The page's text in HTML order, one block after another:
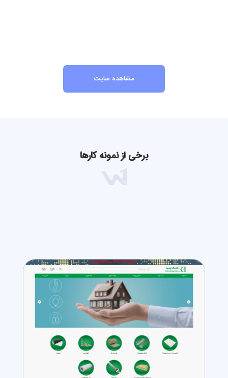
مشاهده سایت
برخی از نمونه کارها